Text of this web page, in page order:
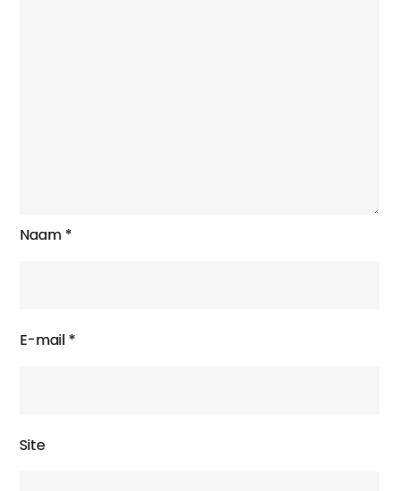
Naam *
E-mail *
Site